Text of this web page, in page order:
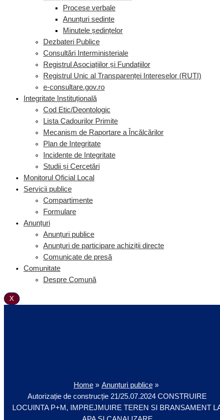
Procese verbale
Anunțuri sedinte
Minutele ședințelor
Dezbateri Publice
Consultări Interministeriale
Registrul Asociațiilor și Fundațiilor
Registrul Unic al Transparenței Intereselor (RUTI)
e-consultare.gov.ro
Integritate Instituțională
Cod Etic/Deontologic
Lista Cadourilor Primite
Mecanism de Raportare a Încălcărilor
Plan de Integritate
Incidente de Integritate
Studii și Cercetări
Monitorul Oficial Local
Servicii publice
Compartimente
Formulare
Anunțuri
Anunțuri publice
Anunțuri de participare achiziții directe
Comunicate de presă
Comunitate
Despre Comună
X
Home
Anunțuri publice
Autorizație de construcție 21/25.07.2024 CONSTRUIRE
LOCUINTA P+M, IMPREJMUIRE TEREN SI BRANSAMENT